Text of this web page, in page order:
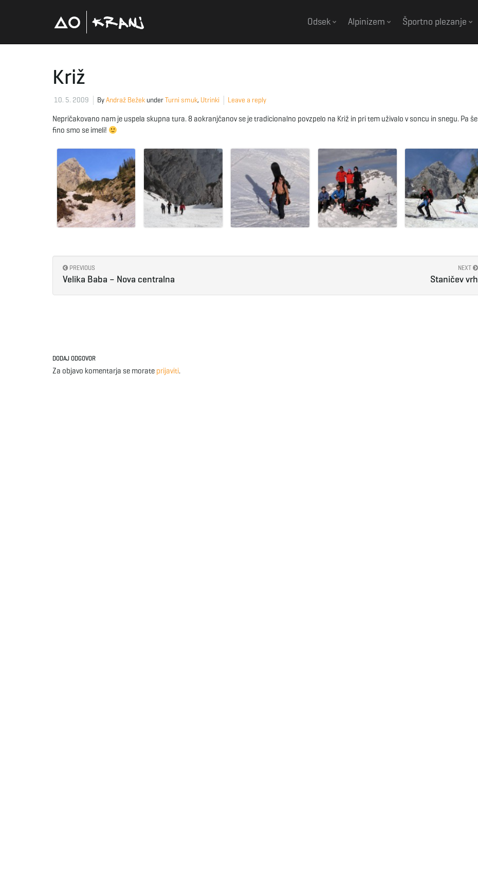
Odsek Alpinizem Športno plezanje
Križ
10. 5. 2009 ByAndraž Bežek underTurni smuk, Utrinki Leave a reply
Nepričakovano nam je uspela skupna tura. 8 aokranjčanov se je tradicionalno povzpelo na Križ in pri tem uživalo v soncu in snegu. Pa še
fino smo se imeli!
PREVIOUS
Velika Baba – Nova centralna
NEXT
Staničev vrh
DODAJ ODGOVOR
Za objavo komentarja se morate prijaviti.